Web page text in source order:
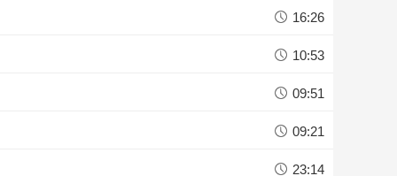
16:26
10:53
09:51
09:21
23:14